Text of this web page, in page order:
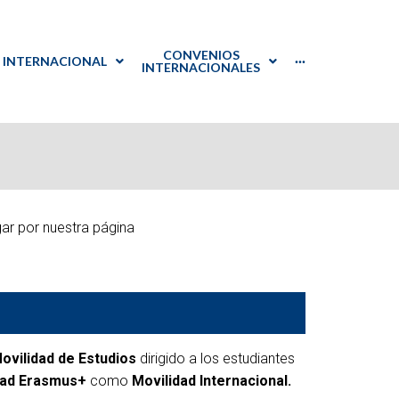
prácticas en Japón
y
INTERNACIONAL
CONVENIOS
INTERNACIONALES
···
por nuestra página
de Estudios dirigido a los estudiantes
Erasmus+ como Movilidad Internacional.